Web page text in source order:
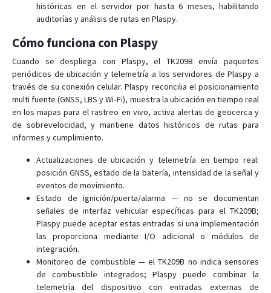
históricas en el servidor por hasta 6 meses, habilitando
auditorías y análisis de rutas en Plaspy.
Cómo funciona con Plaspy
Cuando se despliega con Plaspy, el TK209B envía paquetes
periódicos de ubicación y telemetría a los servidores de Plaspy a
través de su conexión celular. Plaspy reconcilia el posicionamiento
multi fuente (GNSS, LBS y Wi‑Fi), muestra la ubicación en tiempo real
en los mapas para el rastreo en vivo, activa alertas de geocerca y
de sobrevelocidad, y mantiene datos históricos de rutas para
informes y cumplimiento.
Actualizaciones de ubicación y telemetría en tiempo real:
posición GNSS, estado de la batería, intensidad de la señal y
eventos de movimiento.
Estado de ignición/puerta/alarma — no se documentan
señales de interfaz vehicular específicas para el TK209B;
Plaspy puede aceptar estas entradas si una implementación
las proporciona mediante I/O adicional o módulos de
integración.
Monitoreo de combustible — el TK209B no indica sensores
de combustible integrados; Plaspy puede combinar la
telemetría del dispositivo con entradas externas de